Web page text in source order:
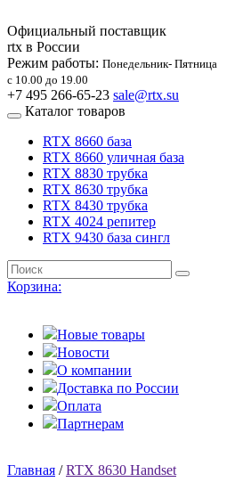
Официальный поставщик
rtx в России
Режим работы: Понедельник- Пятница
с 10.00 до 19.00
+7 495 266-65-23 sale@rtx.su
Каталог товаров
RTX 8660 база
RTX 8660 уличная база
RTX 8830 трубка
RTX 8630 трубка
RTX 8430 трубка
RTX 4024 репитер
RTX 9430 база сингл
Корзина:
Новые товары
Новости
О компании
Доставка по России
Оплата
Партнерам
Главная /RTX 8630 Handset